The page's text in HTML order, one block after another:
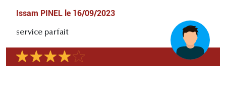
Issam PINEL le 16/09/2023
service parfait